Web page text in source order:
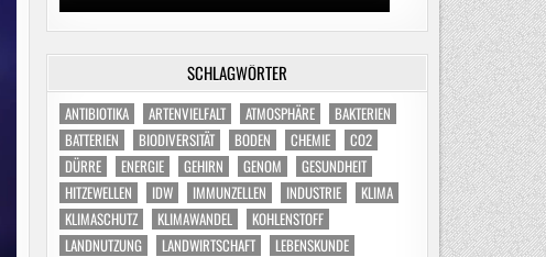
SCHLAGWÖRTER
ANTIBIOTIKA ARTENVIELFALT ATMOSPHÄRE
BAKTERIEN
BATTERIEN
BIODIVERSITÄT BODEN CHEMIE
CO2
DÜRRE
ENERGIE GEHIRN GENOM
GESUNDHEIT
HITZEWELLEN
IDW IMMUNZELLEN INDUSTRIE
KLIMA
KLIMASCHUTZ
KLIMAWANDEL
KOHLENSTOFF
LANDNUTZUNG
LANDWIRTSCHAFT
LEBENSKUNDE